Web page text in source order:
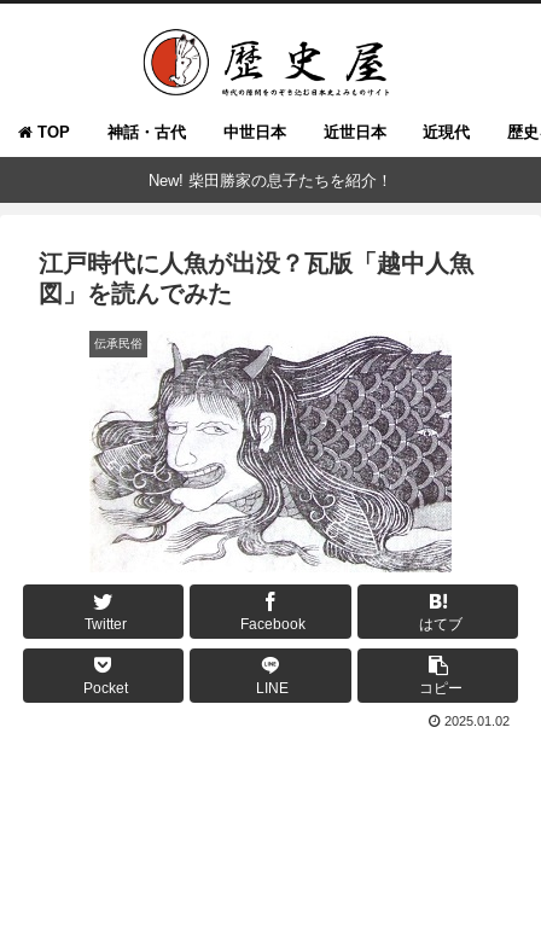
TOP 神話・古代 中世日本 近世日本 近現代 歴
New! 柴田勝家の息子たちを紹介！
江戸時代に人魚が出没？瓦版「越中人魚
図」を読んでみた
伝承民俗
Twitter Facebook はてブ
Pocket LINE コピー
2025.01.02